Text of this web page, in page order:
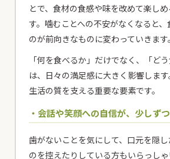
とで、食材の食感や味を改めて楽し
す。噛むことへの不安がなくなると
のが前向きなものに変わっていきます。
「何を食べるか」だけでなく、「どう
は、日々の満足感に大きく影響します
生活の質を支える重要な要素です。
・会話や笑顔への自信が、少しず
歯がないことを気にして、口元を隠
のを控えたりしている方もいらっし